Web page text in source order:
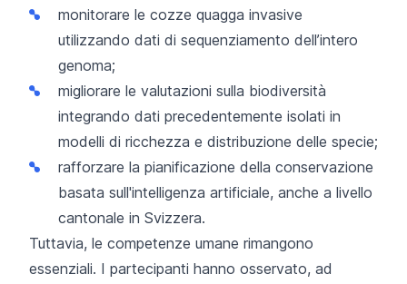
monitorare le cozze quagga invasive
utilizzando dati di sequenziamento dell’intero
genoma;
migliorare le valutazioni sulla biodiversità
integrando dati precedentemente isolati in
modelli di ricchezza e distribuzione delle specie;
rafforzare la pianificazione della conservazione
basata sull'intelligenza artificiale, anche a livello
cantonale in Svizzera.
Tuttavia, le competenze umane rimangono
essenziali. I partecipanti hanno osservato, ad